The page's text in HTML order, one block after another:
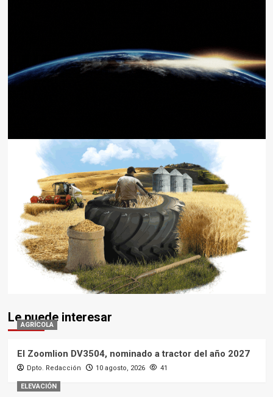
Le puede interesar
AGRÍCOLA
El Zoomlion DV3504, nominado a tractor del año 2027
Dpto. Redacción 10 agosto, 2026 41
ELEVACIÓN